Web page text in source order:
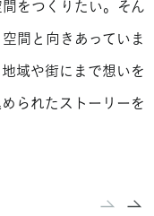
をつくりたい。 そん
間と向きあっていま
域や街にまで想いを
られたストーリーを
prev next